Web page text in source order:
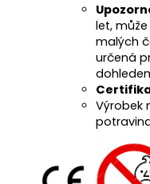
let,
malých
určená
Výrobek